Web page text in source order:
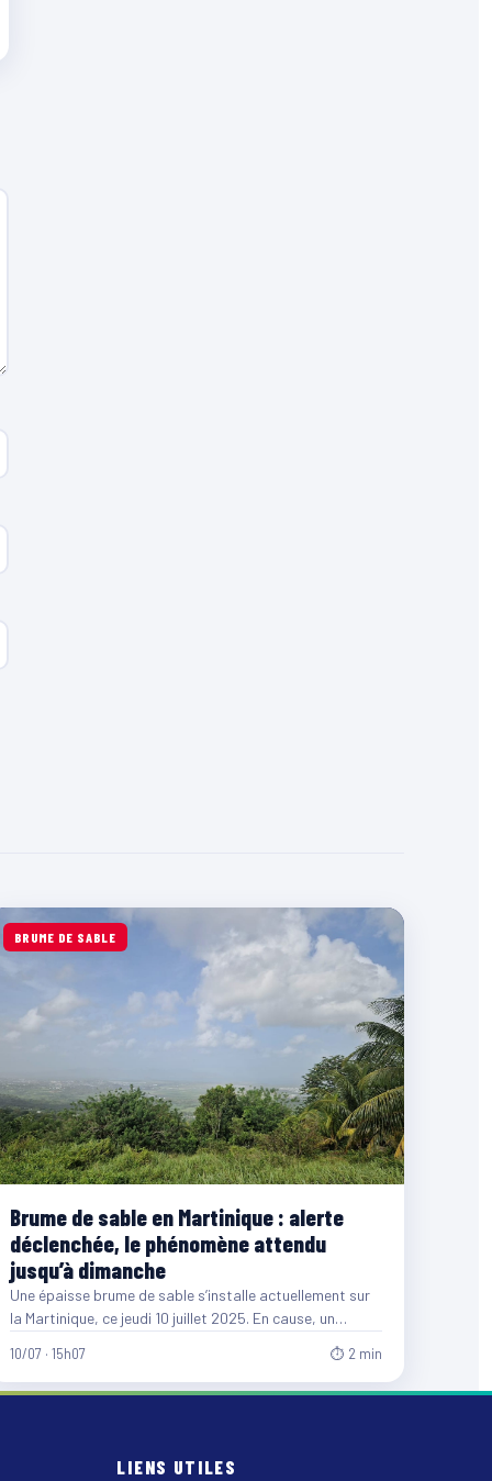
BRUME DE SABLE
Brume de sable en Martinique : alerte
déclenchée, le phénomène attendu
jusqu’à dimanche
Une épaisse brume de sable s’installe actuellement sur
la Martinique, ce jeudi 10 juillet 2025. En cause, un…
10/07 · 15h07 ⏱ 2 min
LIENS UTILES